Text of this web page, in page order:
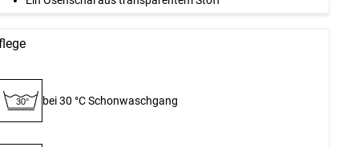
30° bei 30 °C Schon­waschgang